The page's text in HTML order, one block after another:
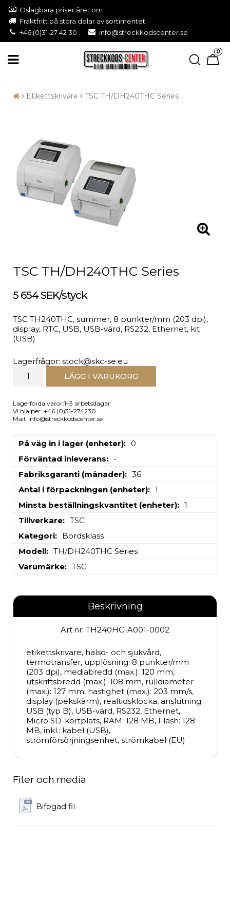
Oslagbara priser året om
Fraktfritt på stora delar av sortimentet
+46 (0)31-27 42 30
info@streckkodscenter.se
0
Etikettskrivare TSC TH/DH240THC Series
TSC TH/DH240THC Series
5 654 SEK/styck
TSC TH240THC, summer, 8 punkter/mm (203 dpi),
display, RTC, USB, USB-värd, RS232, Ethernet, kit
(USB)
Lagerfrågor: stock@skc-se.eu
LÄGG I VARUKORG
Lagerförda varor:1–3 arbetsdagar
Vi hjälper: +46 (0)31-274230
Mail: info@streckkodscenter.se
På väg in i lager (enheter)
0
Förväntad inleverans
-
Fabriksgaranti (månader)
36
Antal i förpackningen (enheter)
1
Minsta beställningskvantitet (enheter)
1
Tillverkare
TSC
Kategori
Bordsklass
Modell
TH/DH240THC Series
Varumärke
TSC
Beskrivning
Art.nr: TH240HC-A001-0002
etikettskrivare, hälso- och sjukvård,
termotransfer, upplösning: 8 punkter/mm
(203 dpi), mediabredd (max.): 120 mm,
utskriftsbredd (max.): 108 mm, rulldiameter
(max.): 127 mm, hastighet (max.): 203 mm/s,
display (pekskärm), realtidsklocka, anslutning:
USB (typ B), USB-värd, RS232, Ethernet,
Micro SD-kortplats, RAM: 128 MB, Flash: 128
MB, inkl.: kabel (USB),
strömförsörjningsenhet, strömkabel (EU)
Filer och media
Bifogad fil